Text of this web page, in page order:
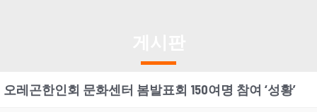
오레곤한인회 문화센터 봄발표회 150여명 참여 ‘성황’